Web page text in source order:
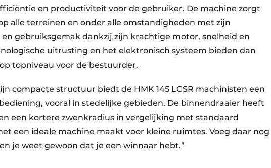
en productiviteit voor de gebruiker. De machine zorgt
alle terreinen en onder alle omstandigheden met zijn
gebruiksgemak dankzij zijn krachtige motor, snelheid en
uitrusting en het elektronisch systeem bieden dan
topniveau voor de bestuurder.
compacte structuur biedt de HMK 145 LCSR machinisten een
vooral in stedelijke gebieden. De binnendraaier heeft
een kortere zwenkradius in vergelijking met standaard
een ideale machine maakt voor kleine ruimtes. Voeg daar nog
je weet gewoon dat je een winnaar hebt.”